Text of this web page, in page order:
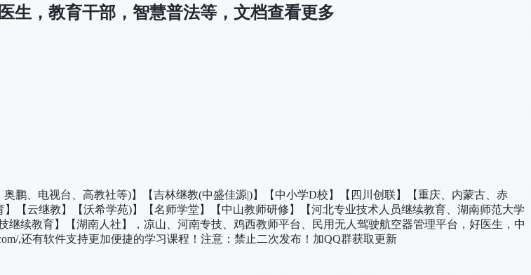
生，教育干部，智慧普法等，文档查看更多
鹏、电视台、高教社等)】【吉林继教(中盛佳源|)】【中小学D校】【四川创联】【重庆、内蒙古、赤
【云继教】【沃希学苑)】【名师学堂】【中山教师研修】【河北专业技术人员继续教育、湖南师范大学
续教育】【湖南人社】，凉山、河南专技、鸡西教师平台、民用无人驾驶航空器管理平台，好医生，中
,还有软件支持更加便捷的学习课程！注意：禁止二次发布！加QQ群获取更新